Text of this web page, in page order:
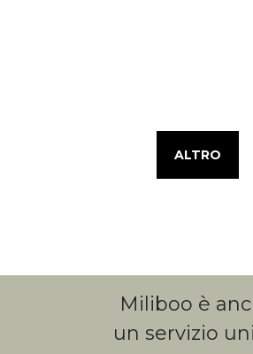
ALTRO
Miliboo è
un servizio